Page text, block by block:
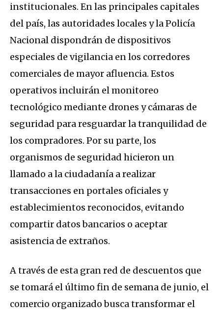
institucionales. En las principales capitales
del país, las autoridades locales y la Policía
Nacional dispondrán de dispositivos
especiales de vigilancia en los corredores
comerciales de mayor afluencia. Estos
operativos incluirán el monitoreo
tecnológico mediante drones y cámaras de
seguridad para resguardar la tranquilidad de
los compradores. Por su parte, los
organismos de seguridad hicieron un
llamado a la ciudadanía a realizar
transacciones en portales oficiales y
establecimientos reconocidos, evitando
compartir datos bancarios o aceptar
asistencia de extraños.
A través de esta gran red de descuentos que
se tomará el último fin de semana de junio, el
comercio organizado busca transformar el